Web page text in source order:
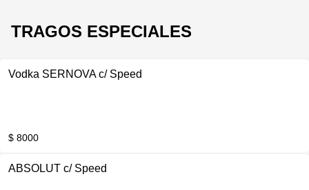
TRAGOS ESPECIALES
Vodka SERNOVA c/ Speed
$ 8000
ABSOLUT c/ Speed